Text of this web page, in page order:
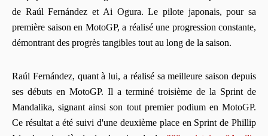
de Raúl Fernández et Ai Ogura. Le pilote japonais, pour sa
première saison en MotoGP, a réalisé une progression constante,
démontrant des progrès tangibles tout au long de la saison.
Raúl Fernández, quant à lui, a réalisé sa meilleure saison depuis
ses débuts en MotoGP. Il a terminé troisième de la Sprint de
Mandalika, signant ainsi son tout premier podium en MotoGP.
Ce résultat a été suivi d'une deuxième place en Sprint de Phillip